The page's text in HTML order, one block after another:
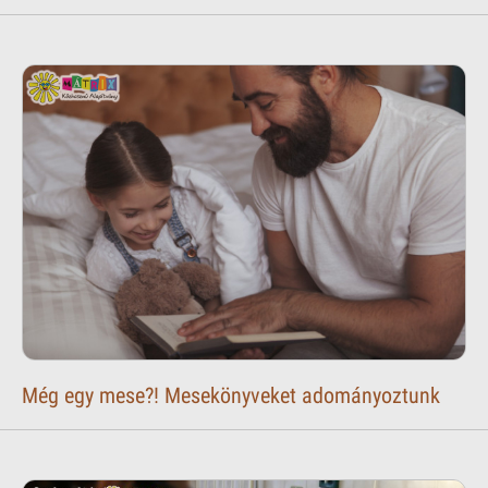
Még egy mese?! Mesekönyveket adományoztunk